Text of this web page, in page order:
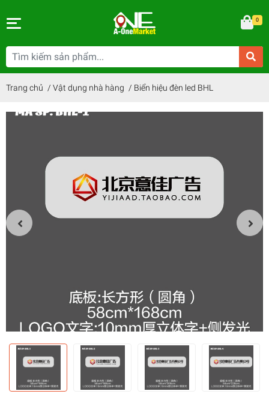
0
Trang chủ / Vật dụng nhà hàng / Biển hiệu đèn led BHL